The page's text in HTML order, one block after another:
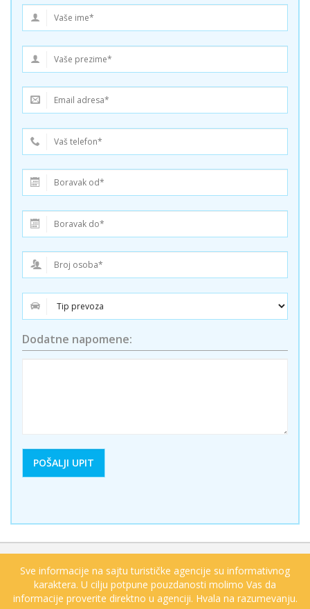
Dodatne napomene:
Sve informacije na sajtu turističke agencije su informativnog
karaktera. U cilju potpune pouzdanosti molimo Vas da
informacije proverite direktno u agenciji. Hvala na razumevanju.